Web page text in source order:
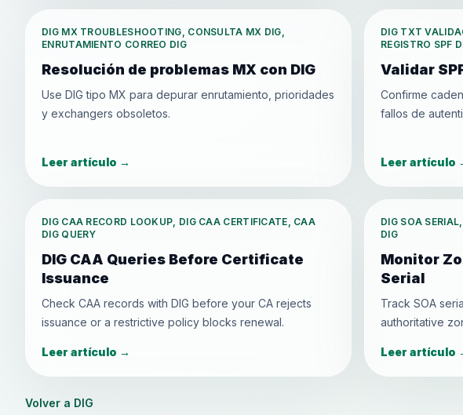
DIG MX TROUBLESHOOTING, CONSULTA MX DIG,
ENRUTAMIENTO CORREO DIG
Resolución de problemas MX con DIG
Use DIG tipo MX para depurar enrutamiento, prioridades
y exchangers obsoletos.
Leer artículo →
DIG TXT
REGISTRO SPF
Validar
Confirme
fallos de
Leer artículo
DIG CAA RECORD LOOKUP, DIG CAA CERTIFICATE, CAA
DIG QUERY
DIG CAA Queries Before Certificate
Issuance
Check CAA records with DIG before your CA rejects
issuance or a restrictive policy blocks renewal.
Leer artículo →
DIG SOA
DIG
Monitor
Serial
Track SOA
authoritative
Leer artículo
Volver a DIG